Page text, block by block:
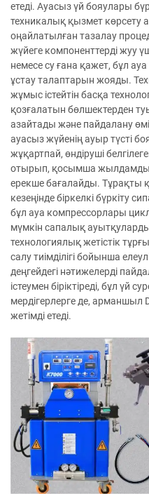
етеді. Ауасыз үй бояулары
техникалық қызмет
оңайлатылған тазалау
жүйеге компоненттерді жуу
немесе су ғана қажет, бұл
ұстау талаптарын жояды.
жұмыс істейтін басқа
қозғалатын бөлшектерден
азайтады және пайдалану
ауасыз жүйенің ауыр түсті
жұқартпай, өндіруші
отырып, қосымша
ерекше бағалайды. Тұрақты
кезеңінде біркелкі бүркіту
бұл ауа компрессорлары
мүмкін сапалық
технологиялық жетістік
салу тиімділігі бойынша
деңгейдегі нәтижелерді
істеумен біріктіреді, бұл үй
мердігерлерге де, арманшыл
жетімді етеді.